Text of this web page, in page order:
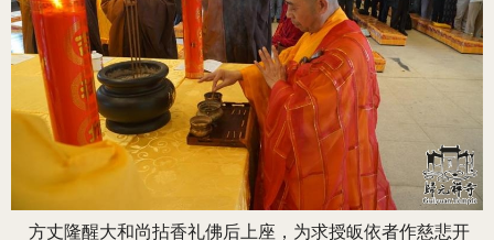
方丈隆醒大和尚拈香礼佛后上座，为求授皈依者作慈悲开